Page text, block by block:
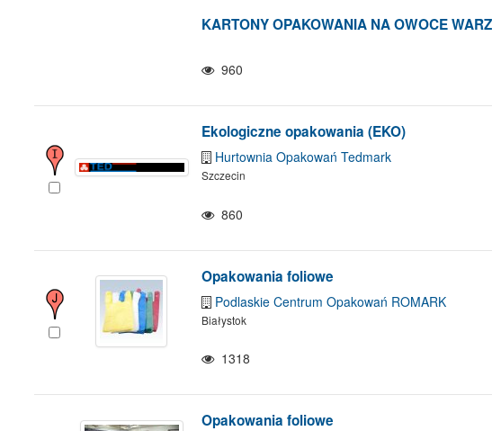
KARTONY OPAKOWANIA NA OWOCE
960
Ekologiczne opakowania (EKO)
Hurtownia Opakowań Tedmark
Szczecin
860
Opakowania foliowe
Podlaskie Centrum Opakowań ROMARK
Białystok
1318
Opakowania foliowe